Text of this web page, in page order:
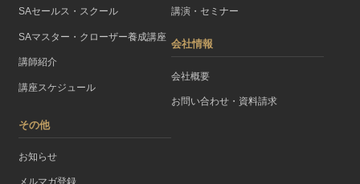
SAセールス・スクール
SAマスター・クローザー養成講座
講師紹介
講座スケジュール
講演・セミナー
会社情報
会社概要
お問い合わせ・資料請求
その他
お知らせ